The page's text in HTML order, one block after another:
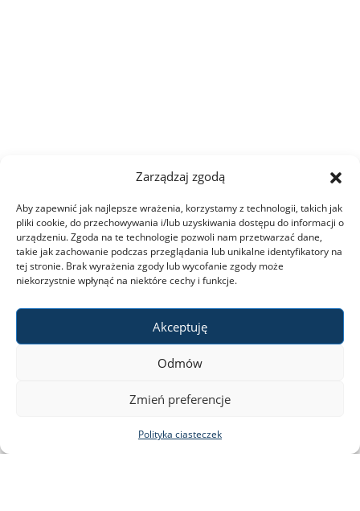
Zarządzaj zgodą
Aby zapewnić jak najlepsze wrażenia, korzystamy z technologii, takich jak
pliki cookie, do przechowywania i/lub uzyskiwania dostępu do informacji o
urządzeniu. Zgoda na te technologie pozwoli nam przetwarzać dane,
takie jak zachowanie podczas przeglądania lub unikalne identyfikatory na
tej stronie. Brak wyrażenia zgody lub wycofanie zgody może
niekorzystnie wpłynąć na niektóre cechy i funkcje.
Akceptuję
Odmów
Zmień preferencje
Polityka ciasteczek